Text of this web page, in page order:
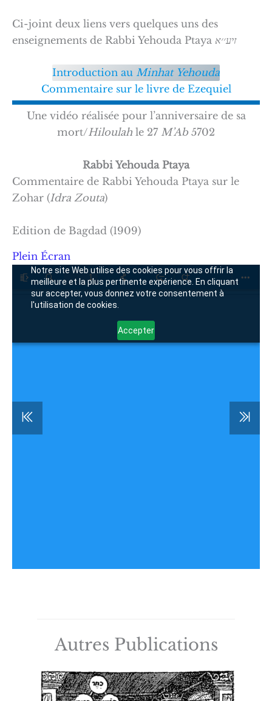
Ci-joint deux liens vers quelques uns des
enseignements de Rabbi Yehouda Ptaya זיע׳׳א
Introduction au Minhat Yehouda
Commentaire sur le livre de Ezequiel
Une vidéo réalisée pour l’anniversaire de sa
mort/Hiloulah le 27 M’Ab 5702
Rabbi Yehouda Ptaya
Commentaire de Rabbi Yehouda Ptaya sur le
Zohar (Idra Zouta)
Edition de Bagdad (1909)
Plein Écran
Autres Publications